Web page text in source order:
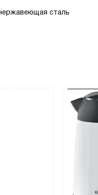
сталь